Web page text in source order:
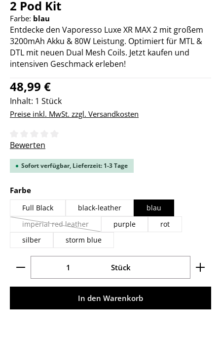
2 Pod Kit
Farbe: blau
Entdecke den Vaporesso Luxe XR MAX 2 mit großem
3200mAh Akku & 80W Leistung. Optimiert für MTL &
DTL mit neuen Dual Mesh Coils. Jetzt kaufen und
intensiven Geschmack erleben!
Regulärer Preis:
48,99 €
Inhalt: 1 Stück
Preise inkl. MwSt. zzgl. Versandkosten
Durchschnittliche Bewertung von 0 von 5 Sternen
Bewerten
Sofort verfügbar, Lieferzeit: 1-3 Tage
Farbeauswählen
Full Black black-leather
blau
imperial red leather
(Diese Option ist zurzeit nicht verfügbar.)
purple
rot
silber
storm blue
Produkt Anzahl: Gib den gewünschten Wert ein
Stück
In den Warenkorb